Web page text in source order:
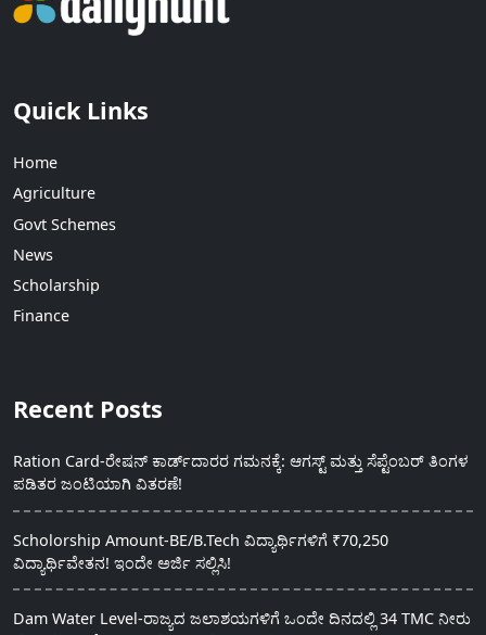
Quick Links
Home
Agriculture
Govt Schemes
News
Scholarship
Finance
Recent Posts
Ration Card-ರೇಷನ್ ಕಾರ್ಡ್‍ದಾರರ ಗಮನಕ್ಕೆ: ಆಗಸ್ಟ್ ಮತ್ತು ಸೆಪ್ಟೆಂಬರ್ ತಿಂಗಳ
ಪಡಿತರ ಜಂಟಿಯಾಗಿ ವಿತರಣೆ!
Scholorship Amount-BE/B.Tech ವಿದ್ಯಾರ್ಥಿಗಳಿಗೆ ₹70,250
ವಿದ್ಯಾರ್ಥಿವೇತನ! ಇಂದೇ ಅರ್ಜಿ ಸಲ್ಲಿಸಿ!
Dam Water Level-ರಾಜ್ಯದ ಜಲಾಶಯಗಳಿಗೆ ಒಂದೇ ದಿನದಲ್ಲಿ 34 TMC ನೀರು